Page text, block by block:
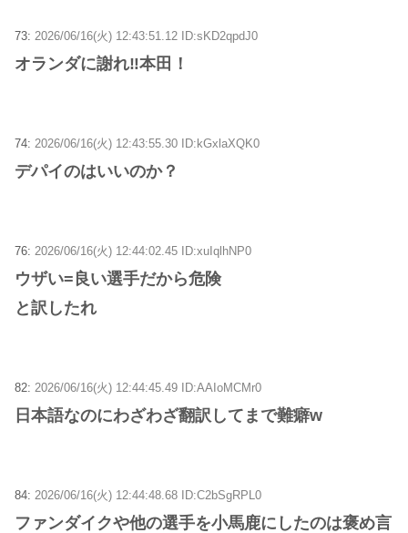
73: 2026/06/16(火) 12:43:51.12 ID:sKD2qpdJ0
オランダに謝れ‼本田！
74: 2026/06/16(火) 12:43:55.30 ID:kGxlaXQK0
デパイのはいいのか？
76: 2026/06/16(火) 12:44:02.45 ID:xuIqlhNP0
ウザい=良い選手だから危険
と訳したれ
82: 2026/06/16(火) 12:44:45.49 ID:AAIoMCMr0
日本語なのにわざわざ翻訳してまで難癖w
84: 2026/06/16(火) 12:44:48.68 ID:C2bSgRPL0
ファンダイクや他の選手を小馬鹿にしたのは褒め言